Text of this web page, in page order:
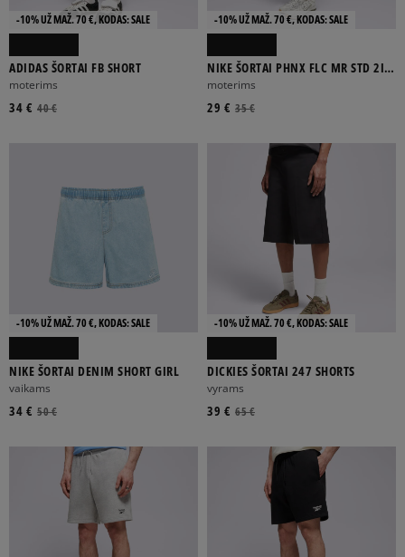
-10% UŽ MAŽ. 70 €, KODAS: SALE
ADIDAS ŠORTAI FB SHORT
moterims
40 €
34 €
-10% UŽ MAŽ. 70 €, KODAS: SALE
NIKE ŠORTAI PHNX FLC MR STD 2IN
SHRT W NSW
moterims
35 €
29 €
-10% UŽ MAŽ. 70 €, KODAS: SALE
NIKE ŠORTAI DENIM SHORT GIRL
vaikams
50 €
34 €
-10% UŽ MAŽ. 70 €, KODAS: SALE
DICKIES ŠORTAI 247 SHORTS
vyrams
65 €
39 €